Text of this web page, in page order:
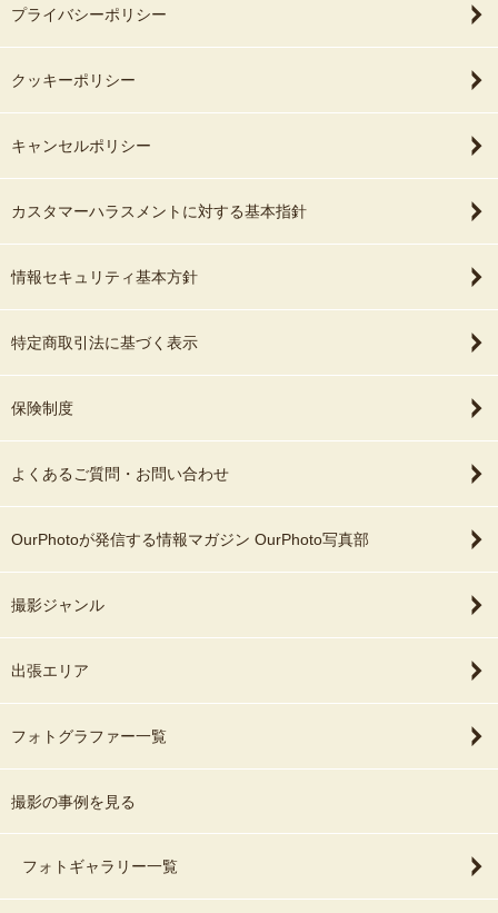
プライバシーポリシー
クッキーポリシー
キャンセルポリシー
カスタマーハラスメントに対する基本指針
情報セキュリティ基本方針
特定商取引法に基づく表示
保険制度
よくあるご質問・お問い合わせ
OurPhotoが発信する情報マガジン OurPhoto写真部
撮影ジャンル
出張エリア
フォトグラファー一覧
撮影の事例を見る
フォトギャラリー一覧